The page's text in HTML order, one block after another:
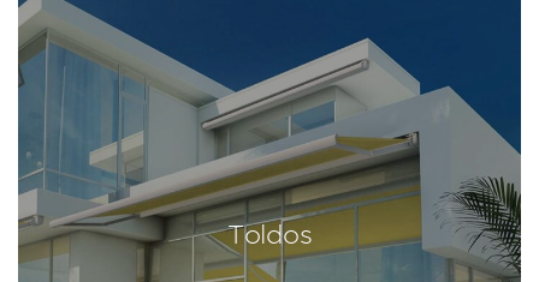
Toldos